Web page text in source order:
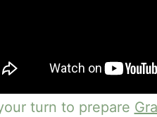
turn to prepare